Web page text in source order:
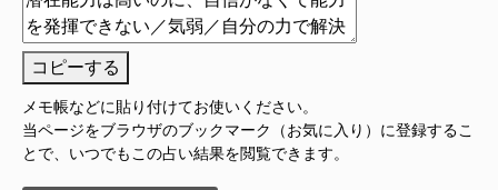
コピーする
メモ帳などに貼り付けてお使いください。
当ページをブラウザのブックマーク（お気に入り）に登録するこ
とで、いつでもこの占い結果を閲覧できます。